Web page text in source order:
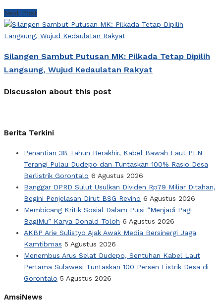
Next Post
Silangen Sambut Putusan MK: Pilkada Tetap Dipilih
Langsung, Wujud Kedaulatan Rakyat
Discussion about this post
Berita Terkini
Penantian 38 Tahun Berakhir, Kabel Bawah Laut PLN
Terangi Pulau Dudepo dan Tuntaskan 100% Rasio Desa
Berlistrik Gorontalo 6 Agustus 2026
Banggar DPRD Sulut Usulkan Dividen Rp79 Miliar Ditahan,
Begini Penjelasan Dirut BSG Revino 6 Agustus 2026
Membicang Kritik Sosial Dalam Puisi “Menjadi Pagi
BagiMu” Karya Donald Toloh 6 Agustus 2026
AKBP Arie Sulistyo Ajak Awak Media Bersinergi Jaga
Kamtibmas 5 Agustus 2026
Menembus Arus Selat Dudepo, Sentuhan Kabel Laut
Pertama Sulawesi Tuntaskan 100 Persen Listrik Desa di
Gorontalo 5 Agustus 2026
AmsiNews